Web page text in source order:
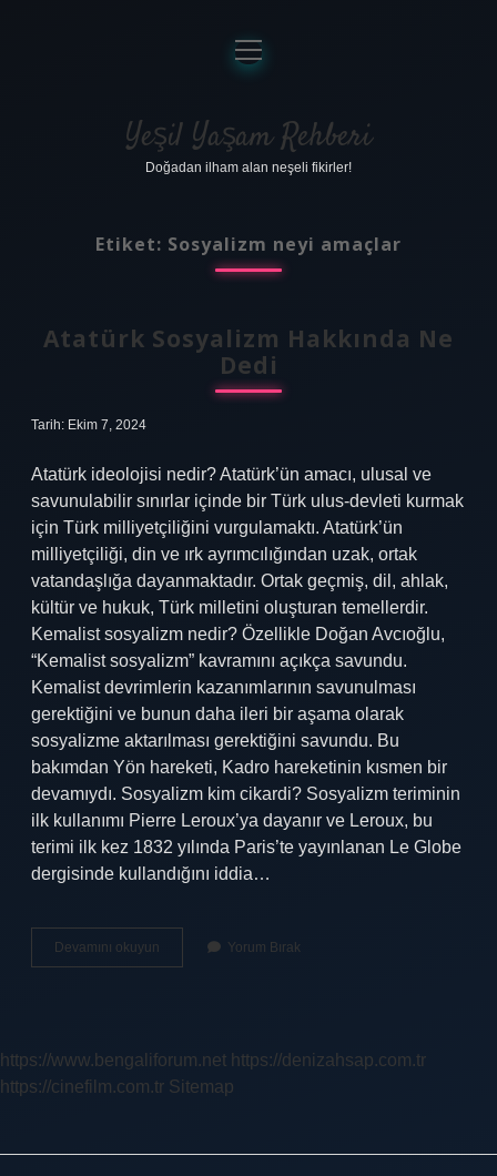
Anasayfa
Gizlilik Politikası
Yasal Uyarı
menüyü
aç
Yeşil Yaşam Rehberi
Doğadan ilham alan neşeli fikirler!
Etiket: Sosyalizm neyi amaçlar
Atatürk Sosyalizm Hakkında Ne
Dedi
Tarih: Ekim 7, 2024
Atatürk ideolojisi nedir? Atatürk’ün amacı, ulusal ve
savunulabilir sınırlar içinde bir Türk ulus-devleti kurmak
için Türk milliyetçiliğini vurgulamaktı. Atatürk’ün
milliyetçiliği, din ve ırk ayrımcılığından uzak, ortak
vatandaşlığa dayanmaktadır. Ortak geçmiş, dil, ahlak,
kültür ve hukuk, Türk milletini oluşturan temellerdir.
Kemalist sosyalizm nedir? Özellikle Doğan Avcıoğlu,
“Kemalist sosyalizm” kavramını açıkça savundu.
Kemalist devrimlerin kazanımlarının savunulması
gerektiğini ve bunun daha ileri bir aşama olarak
sosyalizme aktarılması gerektiğini savundu. Bu
bakımdan Yön hareketi, Kadro hareketinin kısmen bir
devamıydı. Sosyalizm kim cikardi? Sosyalizm teriminin
ilk kullanımı Pierre Leroux’ya dayanır ve Leroux, bu
terimi ilk kez 1832 yılında Paris’te yayınlanan Le Globe
dergisinde kullandığını iddia…
Devamını okuyun
Sosyalizm
Yorum Bırak
https://www.bengaliforum.net https://denizahsap.com.tr
https://cinefilm.com.tr Sitemap